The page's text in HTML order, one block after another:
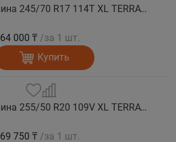
DAVANTI Автошина 245/70 R17 114T XL TERRATOURA A/T RBL RPR M+S
64 000 ₸ /за 1 шт.
Купить
DAVANTI Автошина 255/50 R20 109V XL TERRATOURA A/T RBL RPR M+S
69 750 ₸ /за 1 шт.